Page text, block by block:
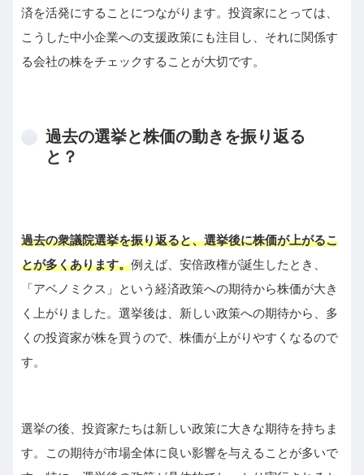
済を活発にすることにつながります。投資家にとっては、
こうした中小企業への支援政策にも注目し、それに関係す
る会社の株をチェックすることが大切です。
過去の選挙と株価の動きを振り返る
と？
過去の衆議院選挙を振り返ると、選挙後に株価が上がるこ
とが多くあります。例えば、安倍政権が誕生したとき、
「アベノミクス」という経済政策への期待から株価が大き
く上がりました。選挙後は、新しい政策への期待から、多
くの投資家が株を買うので、株価が上がりやすくなるので
す。
選挙の後、投資家たちは新しい政策に大きな期待を持ちま
す。この期待が市場全体に良い影響を与えることが多いで